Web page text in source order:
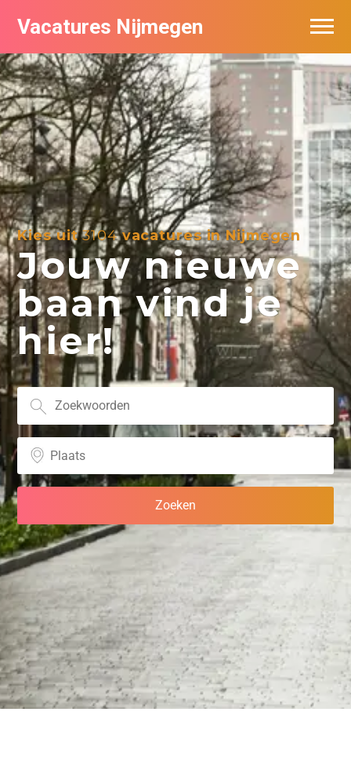
Vacatures Nijmegen
Kies uit3104vacatures in Nijmegen
Jouw nieuwe
baan vind je
hier!
Vacatures per bedrijf
De populairste vacatures in Nijmegen
Nieuwsbrief feed